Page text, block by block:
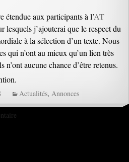
étendue aux participants à l’AT
lesquels j’ajouterai que le respect du
à la sélection d’un texte. Nous
qui n’ont au mieux qu’un lien très
aucune chance d’être retenus.
Actualités,Annonces